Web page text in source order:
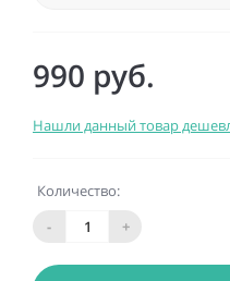
990 руб.
Нашли данный товар
Количество:
-
+